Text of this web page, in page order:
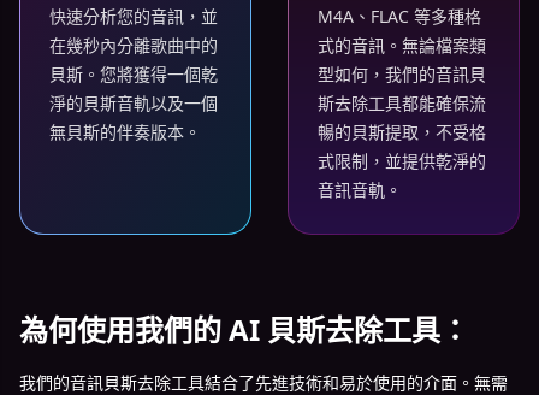
快速分析您的音訊，並
在幾秒內分離歌曲中的
貝斯。您將獲得一個乾
淨的貝斯音軌以及一個
無貝斯的伴奏版本。
M4A、FLAC 等多種格
式的音訊。無論檔案類
型如何，我們的音訊貝
斯去除工具都能確保流
暢的貝斯提取，不受格
式限制，並提供乾淨的
音訊音軌。
為何使用我們的 AI 貝斯去除工具：
我們的音訊貝斯去除工具結合了先進技術和易於使用的介面。無需